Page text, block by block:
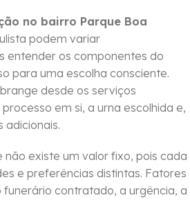
no bairro Parque Boa
podem variar
entender os componentes do
para uma escolha consciente.
desde os serviços
em si, a urna escolhida e,
adicionais.
existe um valor fixo, pois cada
e preferências distintas. Fatores
contratado, a urgência, a